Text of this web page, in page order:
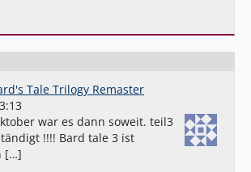
Tale Trilogy Remaster
war es dann soweit. teil3
!!!! Bard tale 3 ist
[…]